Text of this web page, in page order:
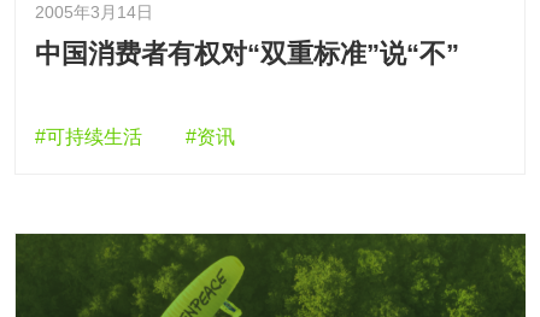
2005年3月14日
中国消费者有权对“双重标准”说“不”
#可持续生活 #资讯